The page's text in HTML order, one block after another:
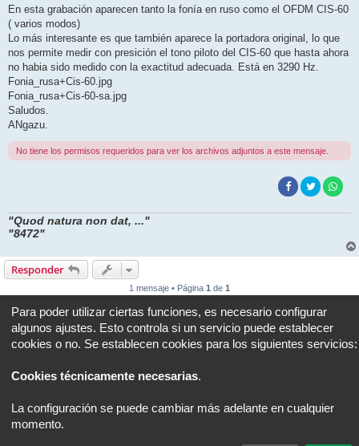
a
j
En esta grabación aparecen tanto la fonía en ruso como el OFDM CIS-60
( varios modos)
Lo más interesante es que también aparece la portadora original, lo que
nos permite medir con presición el tono piloto del CIS-60 que hasta ahora
no habia sido medido con la exactitud adecuada. Está en 3290 Hz.
Fonia_rusa+Cis-60.jpg
Fonia_rusa+Cis-60-sa.jpg
Saludos.
ANgazu.
No tiene los permisos requeridos para ver los archivos adjuntos a este mensaje.
"Quod natura non dat, ..."
"8472"
Responder
1 mensaje • Página 1 de 1
Ir a
Portal Foro Todos los horarios son UTC+02:00
Desarrollado porphpBB® Forum Software © phpBB Limited
Privacidad
| Condiciones
Para poder utilizar ciertas funciones, es necesario configurar
algunos ajustes. Esto controla si un servicio puede establecer
cookies o no. Se establecen cookies para los siguientes servicios:
Cookies técnicamente necesarias.
La configuración se puede cambiar más adelante en cualquier
momento.